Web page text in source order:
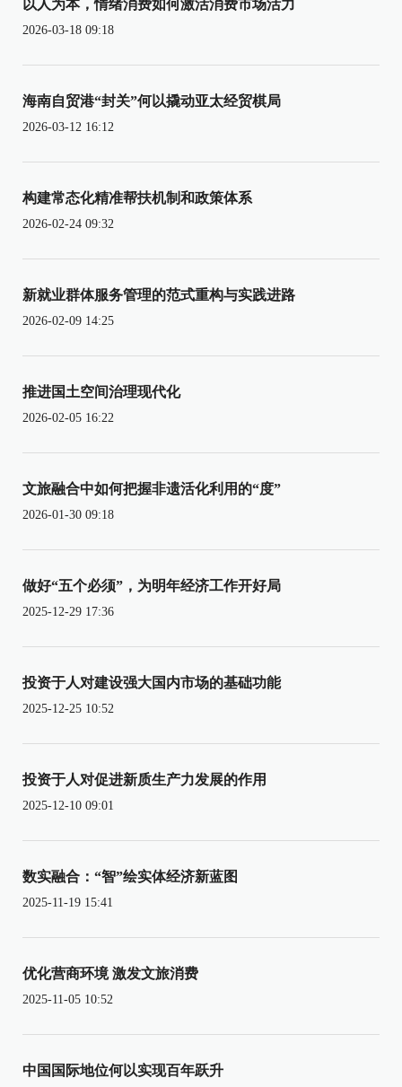
以人为本，情绪消费如何激活消费市场活力
2026-03-18 09:18
海南自贸港“封关”何以撬动亚太经贸棋局
2026-03-12 16:12
构建常态化精准帮扶机制和政策体系
2026-02-24 09:32
新就业群体服务管理的范式重构与实践进路
2026-02-09 14:25
推进国土空间治理现代化
2026-02-05 16:22
文旅融合中如何把握非遗活化利用的“度”
2026-01-30 09:18
做好“五个必须”，为明年经济工作开好局
2025-12-29 17:36
投资于人对建设强大国内市场的基础功能
2025-12-25 10:52
投资于人对促进新质生产力发展的作用
2025-12-10 09:01
数实融合：“智”绘实体经济新蓝图
2025-11-19 15:41
优化营商环境 激发文旅消费
2025-11-05 10:52
中国国际地位何以实现百年跃升